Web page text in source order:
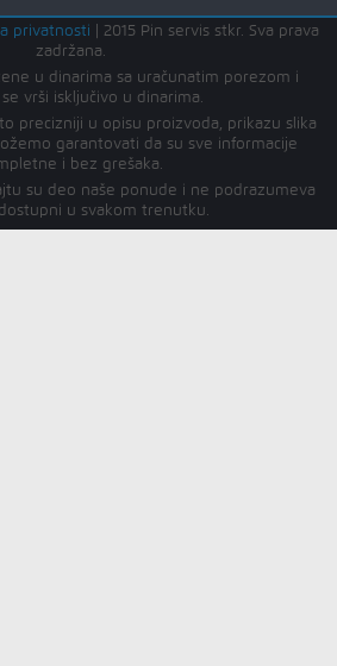
privatnosti
2015 Pin servis stkr. Sva prava
zadržana.
u dinarima sa uračunatim porezom i
se vrši isključivo u dinarima.
precizniji u opisu proizvoda, prikazu slika
garantovati da su sve informacije
i bez grešaka.
su deo naše ponude i ne podrazumeva
u svakom trenutku.